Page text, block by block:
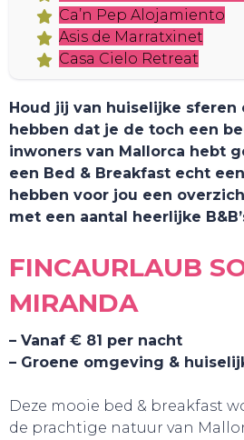
TOURS
Ca’n Pep Alojamiento
Asis de Marratxinet
Casa Cielo Retreat
Houd jij van huiselijke
hebben dat je de toch een
inwoners van Mallorca hebt
een Bed & Breakfast echt
hebben voor jou een
met een aantal heerlijke
FINCAURLAUB
MIRANDA
– Vanaf € 81 per nacht
– Groene omgeving &
Deze mooie bed & breakfast
de prachtige natuur van